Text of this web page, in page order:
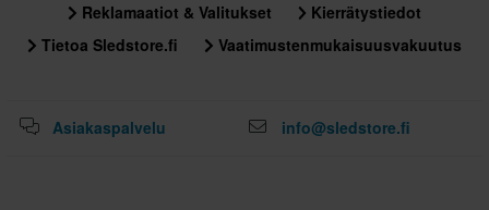
Reklamaatiot & Valitukset
Kierrätystiedot
Tietoa Sledstore.fi
Vaatimustenmukaisuusvakuutus
Asiakaspalvelu info@sledstore.fi